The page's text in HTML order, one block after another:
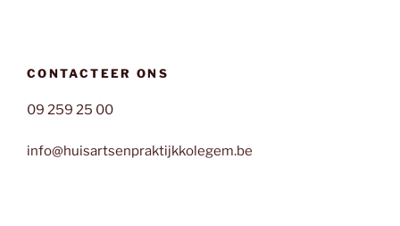
CONTACTEER ONS
09 259 25 00
info@huisartsenpraktijkkolegem.be